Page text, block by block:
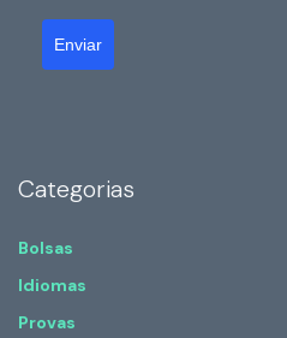
Enviar
Categorias
Bolsas
Idiomas
Provas